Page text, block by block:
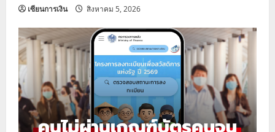
เซียนการเงิน สิงหาคม 5, 2026